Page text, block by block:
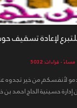
لإعادة تسقيف
لأنفسكم من خير تجدوه
حسينية الحاج احمد